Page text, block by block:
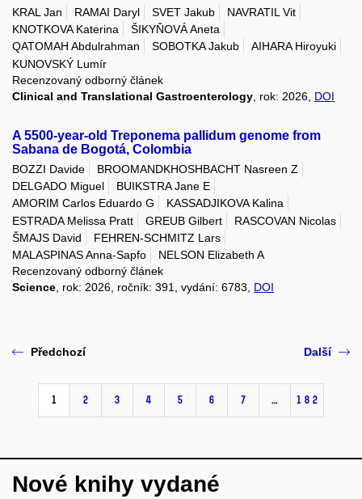
KRAL Jan RAMAI Daryl SVET Jakub
NAVRATIL Vit
KNOTKOVA Katerina
ŠIKYŇOVÁ Aneta
QATOMAH Abdulrahman
SOBOTKA Jakub
AIHARA Hiroyuki
KUNOVSKÝ Lumír
Recenzovaný odborný článek
Clinical and Translational Gastroenterology , rok: 2026, DOI
A 5500-year-old Treponema pallidum genome from
Sabana de Bogotá, Colombia
BOZZI Davide
BROOMANDKHOSHBACHT Nasreen Z
DELGADO Miguel
BUIKSTRA Jane E
AMORIM Carlos Eduardo G
KASSADJIKOVA Kalina
ESTRADA Melissa Pratt
GREUB Gilbert
RASCOVAN Nicolas
ŠMAJS David
FEHREN-SCHMITZ Lars
MALASPINAS Anna-Sapfo
NELSON Elizabeth A
Recenzovaný odborný článek
Science, rok: 2026, ročník: 391, vydání: 6783, DOI
Předchozí
1 2 3 4 5 6 7 … 182
Další
Nové knihy vydané